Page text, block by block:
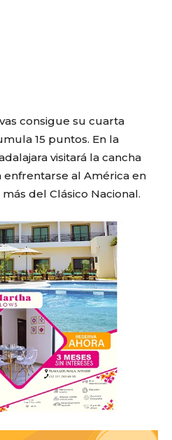
consigue su cuarta
15 puntos. En la
visitará la cancha
enfrentarse al América en
del Clásico Nacional.